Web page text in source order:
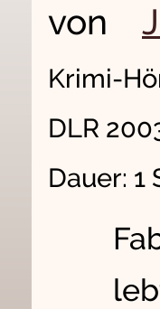
von
Krimi-
DLR
Dauer: 1